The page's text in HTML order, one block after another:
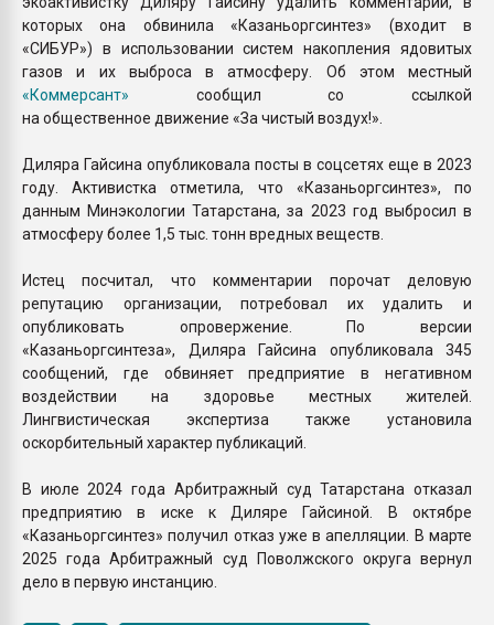
которых она обвинила «Казаньоргсинтез» (входит в
«СИБУР») в использовании систем накопления ядовитых
газов и их выброса в атмосферу. Об этом местный
«Коммерсант» сообщил со ссылкой
на общественное движение «За чистый воздух!».
Диляра Гайсина опубликовала посты в соцсетях еще в 2023
году. Активистка отметила, что «Казаньоргсинтез», по
данным Минэкологии Татарстана, за 2023 год выбросил в
атмосферу более 1,5 тыс. тонн вредных веществ.
Истец посчитал, что комментарии порочат деловую
репутацию организации, потребовал их удалить и
опубликовать опровержение. По версии
«Казаньоргсинтеза», Диляра Гайсина опубликовала 345
сообщений, где обвиняет предприятие в негативном
воздействии на здоровье местных жителей.
Лингвистическая экспертиза также установила
оскорбительный характер публикаций.
В июле 2024 года Арбитражный суд Татарстана отказал
предприятию в иске к Диляре Гайсиной. В октябре
«Казаньоргсинтез» получил отказ уже в апелляции. В марте
2025 года Арбитражный суд Поволжского округа вернул
дело в первую инстанцию.